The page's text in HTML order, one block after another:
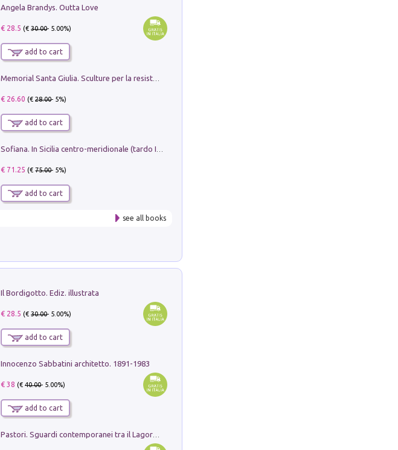
Angela Brandys. Outta Love
€ 28.5 (€30.00- 5.00%)
add to cart
€ 26.60 (€28.00- 5%)
add to cart
€ 71.25 (€75.00- 5%)
add to cart
see all books
Il Bordigotto. Ediz. illustrata
€ 28.5 (€30.00- 5.00%)
add to cart
Innocenzo Sabbatini architetto. 1891-1983
€ 38 (€40.00- 5.00%)
add to cart